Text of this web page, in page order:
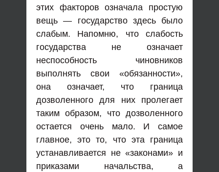
этих факторов означала простую
вещь — государство здесь было
слабым. Напомню, что слабость
государства не означает
неспособность чиновников
выполнять свои «обязанности»,
она означает, что граница
дозволенного для них пролегает
таким образом, что дозволенного
остается очень мало. И самое
главное, это то, что эта граница
устанавливается не «законами» и
приказами начальства, а